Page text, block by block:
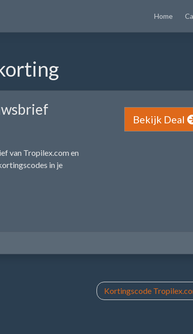
Home
van Tropilex.com en
in je
Bekijk Deal
Kortingscode